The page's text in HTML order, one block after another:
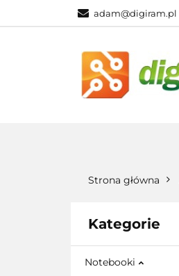
adam@digiram.pl
Strona główna
Kategorie
Notebooki